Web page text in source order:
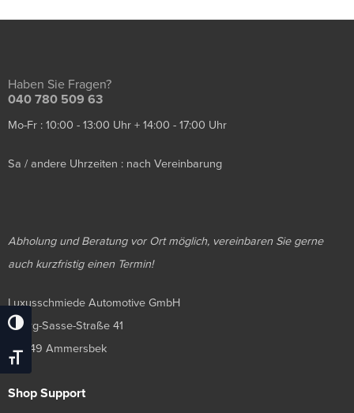
Umschalten Auf Hohe Kontraste
Schrift Vergrößern
Haben Sie Fragen?
040 780 509 63
Mo-Fr : 10:00 - 13:00 Uhr + 14:00 - 17:00 Uhr
Sa / andere Uhrzeiten : nach Vereinbarung
Abholung und Beratung vor Ort möglich, vereinbaren Sie gerne
auch kurzfristig einen Termin!
Luxusschmiede Automotive GmbH
Georg-Sasse-Straße 41
22949 Ammersbek
Shop Support